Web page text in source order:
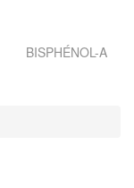
BISPHÉNOL-A